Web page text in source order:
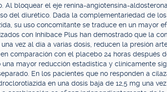
Al bloquear el eje renina-angiotensina-
del diurético. Dada la complementariedad de
su uso concomitante se traduce en un mayor
con Inhibace Plus han demostrado que la
vez al día a varias dosis, reducen la presión
comparación con el placebo 24 horas después
una mayor reducción estadística y clínicamente
En los pacientes que no responden a
en una dosis baja de 12,5 mg una